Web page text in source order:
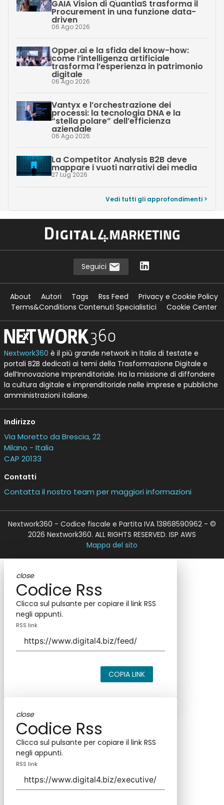
GAIA Vision di QuantiaS trasforma il
Procurement in una funzione data-
driven
06 Ago 2026
Opper.ai e la sfida del know-how:
come l’intelligenza artificiale
trasforma l’esperienza in patrimonio
digitale
06 Ago 2026
Vantyx e l’orchestrazione dei
processi: la tecnologia DNA e la
“stella polare” dell’efficienza
aziendale
06 Ago 2026
La Competitor Analysis B2B deve
mappare i vuoti narrativi dei media
27 Lug 2026
Vedi tutti gli approfondimenti >
Seguici
About Autori Tags Rss Feed
Privacy e Cookie Policy
Terms&Conditions Contenuti Specialistici
Cookie Center
Nextwork360 è il più grande network in Italia di testate e
portali B2B dedicati ai temi della Trasformazione Digitale e
dell’Innovazione Imprenditoriale. Ha la missione di diffondere
la cultura digitale e imprenditoriale nelle imprese e pubbliche
amministrazioni italiane.
Indirizzo
Via Moretto da Brescia, 22
Milano - Italia
CAP 20133
Contatti
Contatta il nostro team per maggiori informazioni
Nextwork360 - Codice fiscale e Partita IVA 13868590962 - ©
2026 Nextwork360. ALL RIGHTS RESERVED. ISP AWS
Mappa del sito
close
Codice Rss
Clicca sul pulsante per copiare il link RSS
negli appunti.
RSS link
COPIA LINK
close
Codice Rss
Clicca sul pulsante per copiare il link RSS
negli appunti.
RSS link